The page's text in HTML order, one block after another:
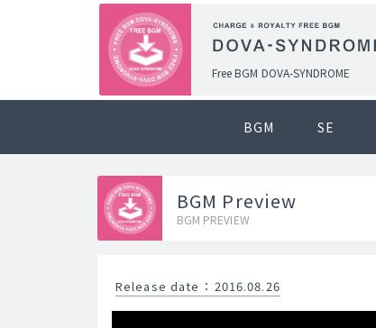
Free BGM DOVA-SYNDROME
BGM SE
BGM Preview
BGM PREVIEW
Release date ： 2016.08.26